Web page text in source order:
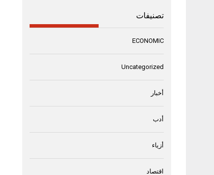
تصنيفات
ECONOMIC
Uncategorized
أخبار
أدب
أزياء
اقتصاد